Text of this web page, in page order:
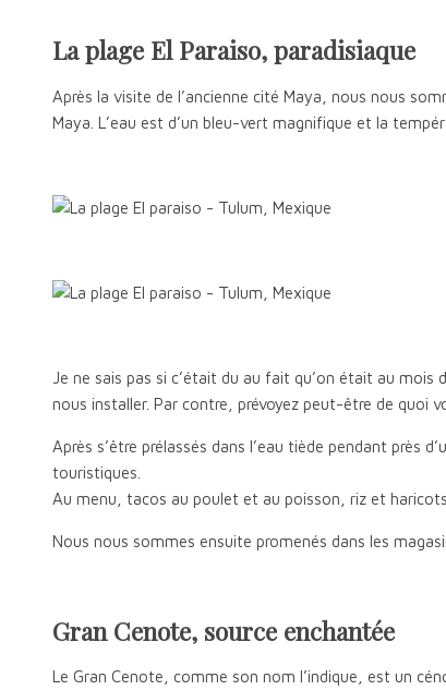
La plage El Paraiso, paradisiaque
Après la visite de l’ancienne cité Maya, nous nous
Maya. L’eau est d’un bleu-vert magnifique et la
Je ne sais pas si c’était du au fait qu’on était au
nous installer. Par contre, prévoyez peut-être de quoi
Après s’être prélassés dans l’eau tiède pendant près
touristiques.
Au menu, tacos au poulet et au poisson, riz et
Nous nous sommes ensuite promenés dans les
Gran Cenote, source enchantée
Le Gran Cenote, comme son nom l’indique, est un